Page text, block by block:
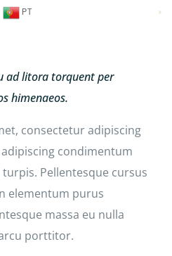
PT
ad litora torquent per
himenaeos.
consectetur adipiscing
condimentum
Pellentesque cursus
elementum purus
massa eu nulla
porttitor.